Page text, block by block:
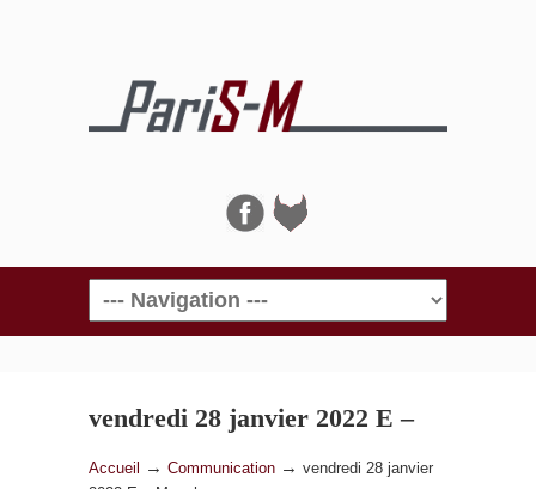
Navigation
vendredi 28 janvier 2022 E –
Munch
Accueil → Communication → vendredi 28 janvier